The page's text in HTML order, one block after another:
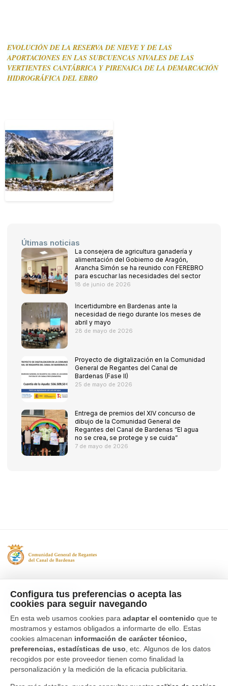
Configura tus preferencias o acepta las
cookies para seguir navegando
En esta web usamos cookies para adaptar el contenido que te
mostramos y estamos obligados a informarte de ello. Estas
cookies almacenan información de carácter técnico,
preferencias, estadísticas de uso , etc. Algunos de los datos
recogidos por este proveedor tienen como finalidad la
personalización y la medición de la eficacia publicitaria.
EVOLUCIÓN DE LA RESERVA DE NIEVE Y DE LAS
APORTACIONES EN LAS SUBCUENCAS NIVALES DE LAS
VERTIENTES CANTÁBRICA Y PIRENAICA DE LA DEMARCACIÓN
HIDROGRÁFICA DEL EBRO
Útimas noticias
La consejera de agricultura ganadería y
alimentación del Gobierno de Aragón,
Arancha Simón se ha reunido con FEREBRO
para escuchar las necesidades del sector
18 de junio de 2026
Incertidumbre en Bardenas ante la
necesidad de riego durante los meses de
abril y mayo
28 de mayo de 2026
Proyecto de digitalización en la Comunidad
General de Regantes del Canal de
Bardenas (Fase II)
25 de mayo de 2026
Entrega de premios del XIV concurso de
dibujo de la Comunidad General de
Regantes del Canal de Bardenas “El agua
no se crea, se protege y se cuida”
7 de mayo de 2026
Tfno. 976 662 311
Ctra Gallur-Sangüesa s/n 50600
Ejea de los Caballeros, Zaragoza
Canal Interno de InformaciónPolítica de privacidad
Aviso Legal Política de cookies